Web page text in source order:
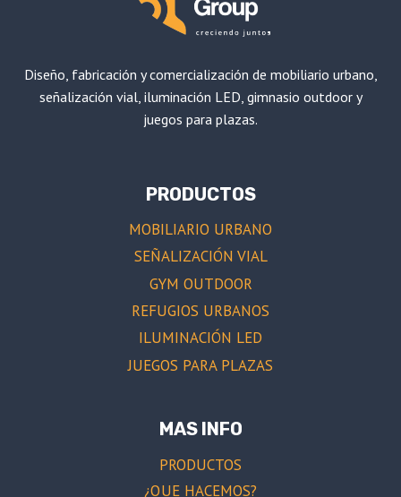
Diseño, fabricación y comercialización de mobiliario urbano,
señalización vial, iluminación LED, gimnasio outdoor y
juegos para plazas.
PRODUCTOS
MOBILIARIO URBANO
SEÑALIZACIÓN VIAL
GYM OUTDOOR
REFUGIOS URBANOS
ILUMINACIÓN LED
JUEGOS PARA PLAZAS
MAS INFO
PRODUCTOS
¿QUE HACEMOS?